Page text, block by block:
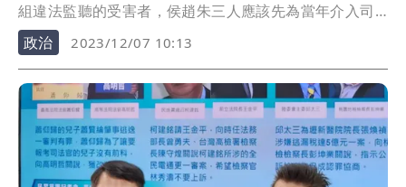
組違法監聽的受害者，侯趙朱三人應該先為當年介入司
法的...
政治 2023/12/07 10:13